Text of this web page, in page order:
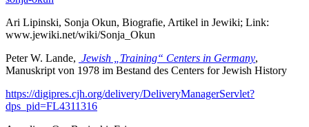
Ari Lipinski, Sonja Okun, Biografie, Artikel in Jewiki; Link:
www.jewiki.net/wiki/Sonja_Okun
Peter W. Lande, Jewish „Training“ Centers in Germany,
Manuskript von 1978 im Bestand des Centers for Jewish History
https://digipres.cjh.org/delivery/DeliveryManagerServlet?
dps_pid=FL4311316